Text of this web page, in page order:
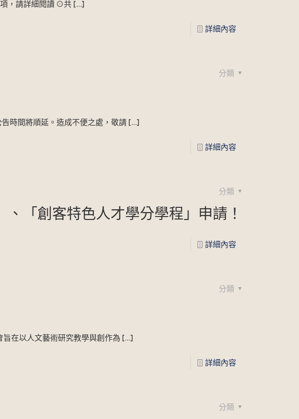
，請詳細閱讀 ⊙共[…]
詳細內容
分類
時間將順延。造成不便之處，敬請 […]
詳細內容
分類
、「創客特色人才學分學程」申請！
詳細內容
分類
在以人文藝術研究教學與創作為 […]
詳細內容
分類